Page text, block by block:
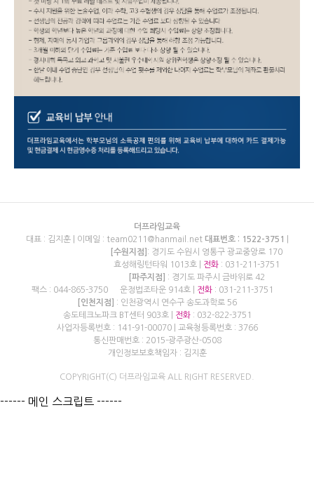
더프라임교육
대표 : 김지훈 | 이메일 : team0211@hanmail.net 대표번호 : 1522-3751
팩스 : 044-865-3750
[수원지점] : 경기도 수원시 영통구 광교중앙로 170
효성해링턴타워 1013호 |
전화: 031-211-3751
[파주지점]
: 경기도 파주시 금바위로 42
운정법조타운 914호 |
전화: 031-211-3751
[인천지점] : 인천광역시 연수구 송도과학로 56
송도테크노파크 BT센터 903호 |
전화: 032-822-3751
사업자등록번호 : 141-91-00070 | 교육청등록번호 : 3766
통신판매번호 : 2015-광주광산-0508
개인정보보호책임자 : 김지훈
COPYRIGHT(C) 더프라임교육 ALL RIGHT RESERVED.
------ 메인 스크립트 ------